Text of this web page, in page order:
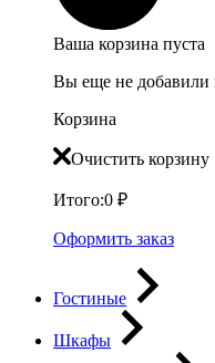
Ваша корзина пуста
Вы еще не добавили
Корзина
Очистить корзину
Итого:0 ₽
Оформить заказ
Гостиные
Шкафы